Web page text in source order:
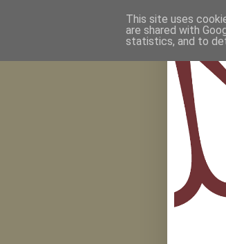
This site uses
are shared with
statistics, and to